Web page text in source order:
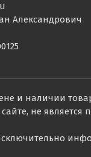
Александрович
и наличии
не является